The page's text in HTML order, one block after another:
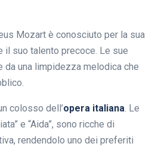
Mozart è conosciuto per la sua
il suo talento precoce. Le sue
una limpidezza melodica che
colosso dell’opera italiana. Le
e “Aida”, sono ricche di
rendendolo uno dei preferiti